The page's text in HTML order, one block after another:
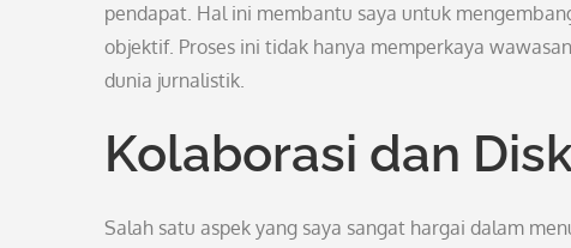
pendapat. Hal ini membantu saya untuk
objektif. Proses ini tidak hanya memperkaya
dunia jurnalistik.
Kolaborasi dan
Salah satu aspek yang saya sangat hargai dalam